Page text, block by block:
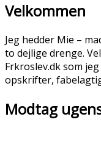
Velkommen
Jeg hedder Mie –
to dejlige drenge.
Frkroslev.dk som
opskrifter,
Modtag